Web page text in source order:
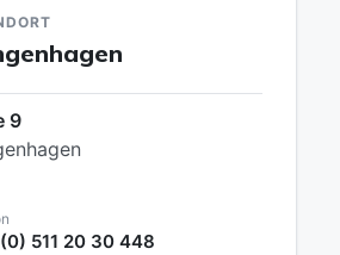
9
511 20 30 448